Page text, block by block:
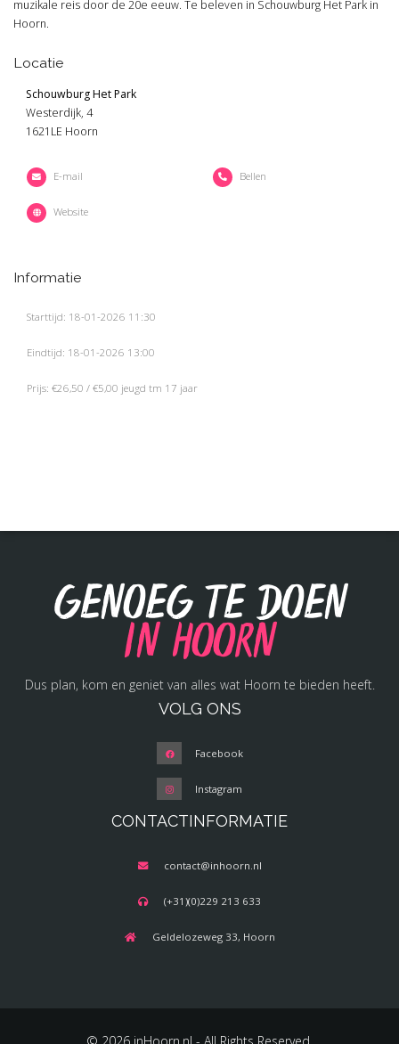
muzikale reis door de 20e eeuw. Te beleven in Schouwburg Het Park in
Hoorn.
Locatie
Schouwburg Het Park
Westerdijk, 4
1621LE Hoorn
E-mail Bellen
Website
Informatie
Starttijd: 18-01-2026 11:30
Eindtijd: 18-01-2026 13:00
Prijs: €26,50 / €5,00 jeugd tm 17 jaar
Genoeg te doen
in Hoorn
Dus plan, kom en geniet van alles wat Hoorn te bieden heeft.
VOLG ONS
Facebook
Instagram
CONTACTINFORMATIE
contact@inhoorn.nl
(+31)(0)229 213 633
Geldelozeweg 33, Hoorn